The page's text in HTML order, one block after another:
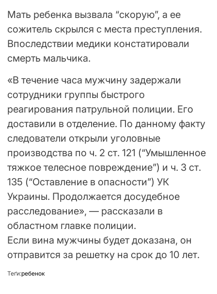
Мать ребенка вызвала “скорую”, а ее
сожитель скрылся с места преступления.
Впоследствии медики констатировали
смерть мальчика.
«В течение часа мужчину задержали
сотрудники группы быстрого
реагирования патрульной полиции. Его
доставили в отделение. По данному факту
следователи открыли уголовные
производства по ч. 2 ст. 121 (“Умышленное
тяжкое телесное повреждение”) и ч. 3 ст.
135 (“Оставление в опасности”) УК
Украины. Продолжается досудебное
расследование», — рассказали в
областном главке полиции.
Если вина мужчины будет доказана, он
отправится за решетку на срок до 10 лет.
Теґи:ребенок